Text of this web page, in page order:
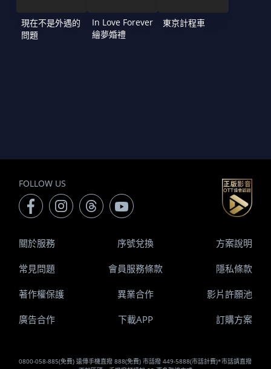
現在不是外遇的
問題
In Love Forever
繪夢婚禮
東京計程車
FOLLOW US
0800-058-885(免費) 遠傳手機直撥 888(免費) 市話撥 449-5888(市話計費)*市話請直撥
關於服務 序號兌換 方案說明
常見問題 會員服務條款 隱私條款
著作權保護 異業合作 影片許願池
廣告合作 下載APP 訂購方案